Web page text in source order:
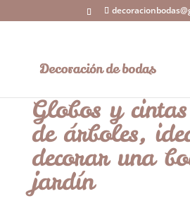
Globos y
de árboles,
decorar una
jardín